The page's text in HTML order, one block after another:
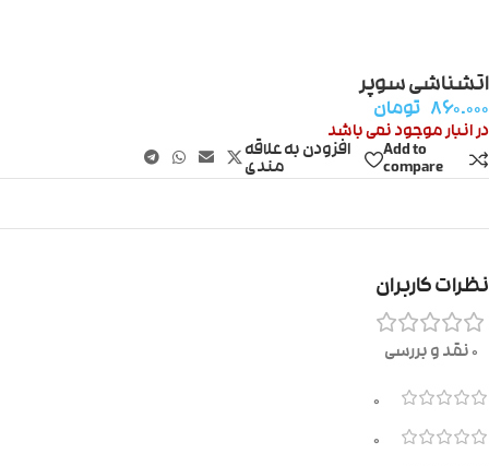
اتشناشی سوپر
۸۶۰.۰۰۰ تومان
در انبار موجود نمی باشد
Add to
compare
افزودن به علاقه
مندی
نظرات کاربران
0 نقد و بررسی
0
0